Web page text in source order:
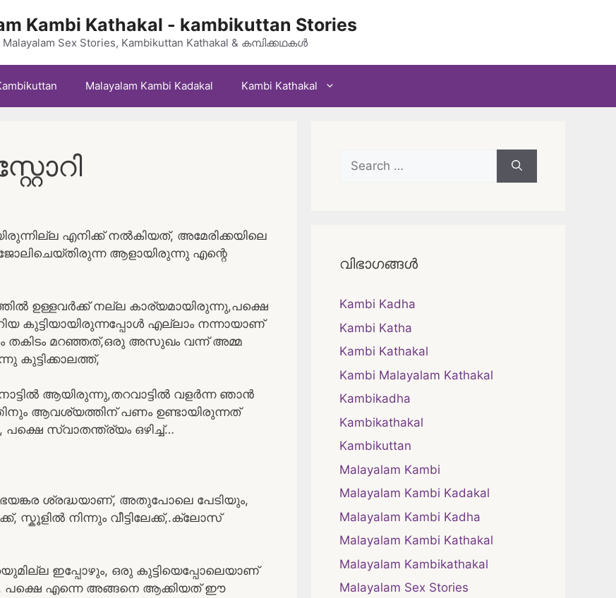
Kambi Kathakal - kambikuttan Stories
Malayalam Sex Stories, Kambikuttan Kathakal & കമ്പിക്കഥകൾ
Malayalam Kambi Kadakal Kambi Kathakal
എനിക്ക് നൽകിയത്, അമേരിക്കയിലെ
ആളായിരുന്നു എന്റെ
ഉള്ളവർക്ക് നല്ല കാര്യമായിരുന്നു,പക്ഷെ
കുട്ടിയായിരുന്നപ്പോൾ എല്ലാം നന്നായാണ്
തകിടം മറഞ്ഞത്,ഒരു അസുഖം വന്ന് അമ്മ
കുട്ടിക്കാലത്ത്,
ആയിരുന്നു,തറവാട്ടിൽ വളർന്ന ഞാൻ
ആവശ്യത്തിന് പണം ഉണ്ടായിരുന്നത്
സ്വാതന്ത്ര്യം ഒഴിച്ച്…
ഭയങ്കര ശ്രദ്ധയാണ്, അതുപോലെ പേടിയും,
സ്കൂളിൽ നിന്നും വീട്ടിലേക്ക്,.ക്ലോസ്
ഇപ്പോഴും, ഒരു കുട്ടിയെപ്പോലെയാണ്
പക്ഷെ എന്നെ അങ്ങനെ ആക്കിയത് ഈ
Search
for:
വിഭാഗങ്ങൾ
Kambi Kadha
Kambi Katha
Kambi Kathakal
Kambi Malayalam Kathakal
Kambikadha
Kambikathakal
Kambikuttan
Malayalam Kambi
Malayalam Kambi Kadakal
Malayalam Kambi Kadha
Malayalam Kambi Kathakal
Malayalam Kambikathakal
Malayalam Sex Stories